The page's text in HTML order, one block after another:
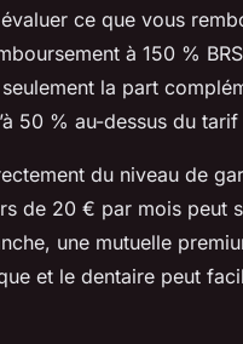
ce que vous
à 150 %
la part
50 % au-dessus du
du niveau de
de 20 € par mois peut
une mutuelle
et le dentaire peut